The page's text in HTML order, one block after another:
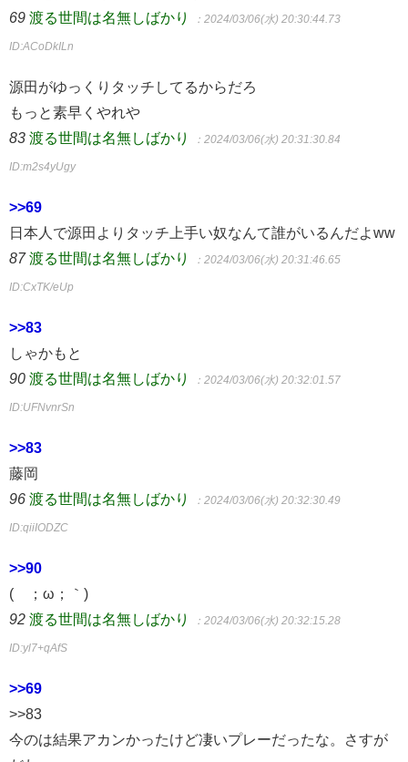
69 渡る世間は名無しばかり ：2024/03/06(水) 20:30:44.73
ID:ACoDkILn
源田がゆっくりタッチしてるからだろ
もっと素早くやれや
83 渡る世間は名無しばかり ：2024/03/06(水) 20:31:30.84
ID:m2s4yUgy
>>69
日本人で源田よりタッチ上手い奴なんて誰がいるんだよww
87 渡る世間は名無しばかり ：2024/03/06(水) 20:31:46.65
ID:CxTK/eUp
>>83
しゃかもと
90 渡る世間は名無しばかり ：2024/03/06(水) 20:32:01.57
ID:UFNvnrSn
>>83
藤岡
96 渡る世間は名無しばかり ：2024/03/06(水) 20:32:30.49
ID:qiiIODZC
>>90
(´；ω；｀)
92 渡る世間は名無しばかり ：2024/03/06(水) 20:32:15.28
ID:yl7+qAfS
>>69
>>83
今のは結果アカンかったけど凄いプレーだったな。さすが